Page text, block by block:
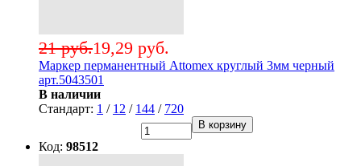
19,29 руб.
21 руб.
Маркер перманентный Attomex круглый 3мм черный
арт.5043501
В наличии
Стандарт: 1 / 12 / 144 / 720
В корзину
Код: 98512